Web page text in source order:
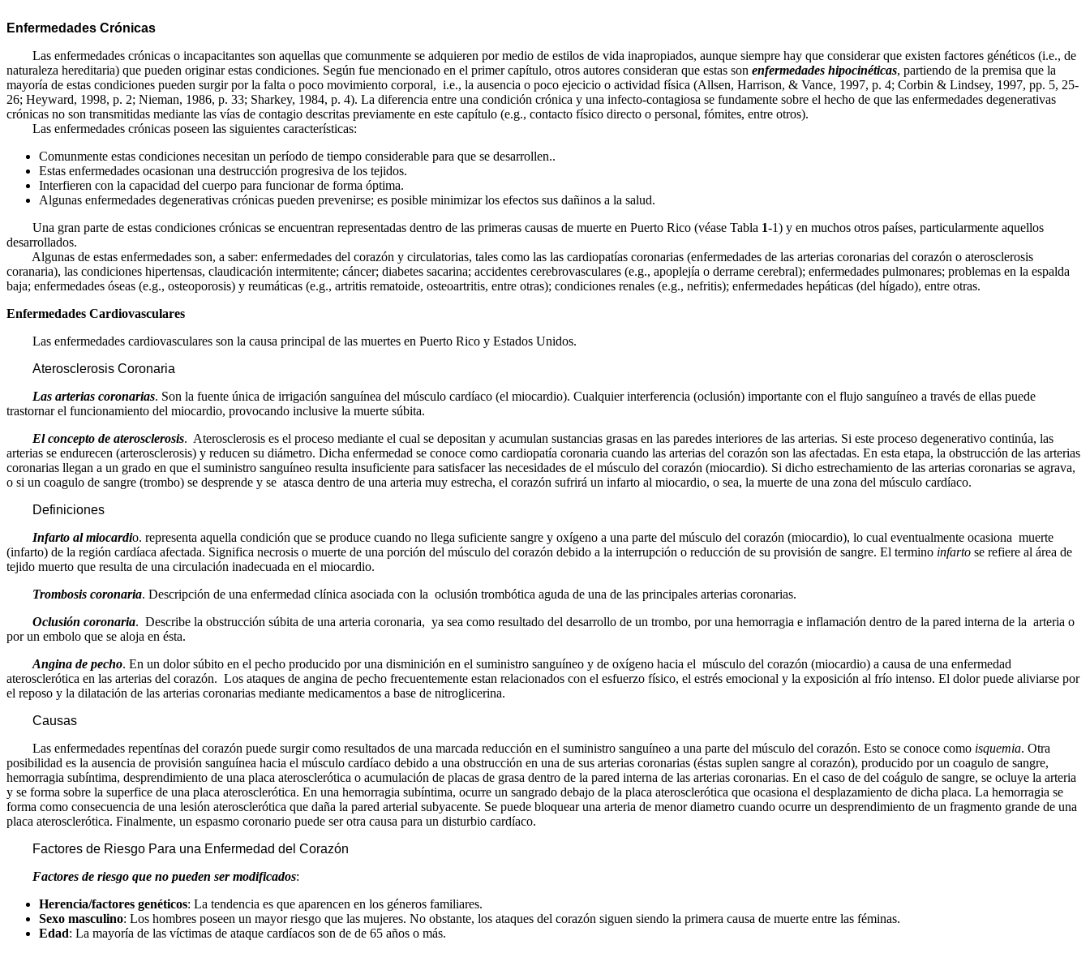
Enfermedades Crónicas
Las enfermedades crónicas o incapacitantes son aquellas que comunmente se adquieren por medio de estilos de vida inapropiados, aunque siempre hay que considerar que existen factores généticos (i.e., de
naturaleza hereditaria) que pueden originar estas condiciones. Según fue mencionado en el primer capítulo, otros autores consideran que estas son enfermedades hipocinéticas, partiendo de la premisa que la
mayoría de estas condiciones pueden surgir por la falta o poco movimiento corporal, i.e., la ausencia o poco ejecicio o actividad física (Allsen, Harrison, & Vance, 1997, p. 4; Corbin & Lindsey, 1997, pp. 5, 25-
26; Heyward, 1998, p. 2; Nieman, 1986, p. 33; Sharkey, 1984, p. 4). La diferencia entre una condición crónica y una infecto-contagiosa se fundamente sobre el hecho de que las enfermedades degenerativas
crónicas no son transmitidas mediante las vías de contagio descritas previamente en este capítulo (e.g., contacto físico directo o personal, fómites, entre otros).
Las enfermedades crónicas poseen las siguientes características:
Comunmente estas condiciones necesitan un período de tiempo considerable para que se desarrollen..
Estas enfermedades ocasionan una destrucción progresiva de los tejidos.
Interfieren con la capacidad del cuerpo para funcionar de forma óptima.
Algunas enfermedades degenerativas crónicas pueden prevenirse; es posible minimizar los efectos sus dañinos a la salud.
Una gran parte de estas condiciones crónicas se encuentran representadas dentro de las primeras causas de muerte en Puerto Rico (véase Tabla 1-1) y en muchos otros países, particularmente aquellos
desarrollados.
Algunas de estas enfermedades son, a saber: enfermedades del corazón y circulatorias, tales como las las cardiopatías coronarias (enfermedades de las arterias coronarias del corazón o aterosclerosis
coranaria), las condiciones hipertensas, claudicación intermitente; cáncer; diabetes sacarina; accidentes cerebrovasculares (e.g., apoplejía o derrame cerebral); enfermedades pulmonares; problemas en la espalda
baja; enfermedades óseas (e.g., osteoporosis) y reumáticas (e.g., artritis rematoide, osteoartritis, entre otras); condiciones renales (e.g., nefritis); enfermedades hepáticas (del hígado), entre otras.
Enfermedades Cardiovasculares
Las enfermedades cardiovasculares son la causa principal de las muertes en Puerto Rico y Estados Unidos.
Aterosclerosis Coronaria
Las arterias coronarias. Son la fuente única de irrigación sanguínea del músculo cardíaco (el miocardio). Cualquier interferencia (oclusión) importante con el flujo sanguíneo a través de ellas puede
trastornar el funcionamiento del miocardio, provocando inclusive la muerte súbita.
El concepto de aterosclerosis. Aterosclerosis es el proceso mediante el cual se depositan y acumulan sustancias grasas en las paredes interiores de las arterias. Si este proceso degenerativo continúa, las
arterias se endurecen (arterosclerosis) y reducen su diámetro. Dicha enfermedad se conoce como cardiopatía coronaria cuando las arterias del corazón son las afectadas. En esta etapa, la obstrucción de las arterias
coronarias llegan a un grado en que el suministro sanguíneo resulta insuficiente para satisfacer las necesidades de el músculo del corazón (miocardio). Si dicho estrechamiento de las arterias coronarias se agrava,
o si un coagulo de sangre (trombo) se desprende y se atasca dentro de una arteria muy estrecha, el corazón sufrirá un infarto al miocardio, o sea, la muerte de una zona del músculo cardíaco.
Definiciones
Infarto al miocardio. representa aquella condición que se produce cuando no llega suficiente sangre y oxígeno a una parte del músculo del corazón (miocardio), lo cual eventualmente ocasiona muerte
(infarto) de la región cardíaca afectada. Significa necrosis o muerte de una porción del músculo del corazón debido a la interrupción o reducción de su provisión de sangre. El termino infarto se refiere al área de
tejido muerto que resulta de una circulación inadecuada en el miocardio.
Trombosis coronaria. Descripción de una enfermedad clínica asociada con la oclusión trombótica aguda de una de las principales arterias coronarias.
Oclusión coronaria. Describe la obstrucción súbita de una arteria coronaria, ya sea como resultado del desarrollo de un trombo, por una hemorragia e inflamación dentro de la pared interna de la arteria o
por un embolo que se aloja en ésta.
Angina de pecho. En un dolor súbito en el pecho producido por una disminición en el suministro sanguíneo y de oxígeno hacia el músculo del corazón (miocardio) a causa de una enfermedad
aterosclerótica en las arterias del corazón. Los ataques de angina de pecho frecuentemente estan relacionados con el esfuerzo físico, el estrés emocional y la exposición al frío intenso. El dolor puede aliviarse por
el reposo y la dilatación de las arterias coronarias mediante medicamentos a base de nitroglicerina.
Causas
Las enfermedades repentínas del corazón puede surgir como resultados de una marcada reducción en el suministro sanguíneo a una parte del músculo del corazón. Esto se conoce como isquemia. Otra
posibilidad es la ausencia de provisión sanguínea hacia el músculo cardíaco debido a una obstrucción en una de sus arterias coronarias (éstas suplen sangre al corazón), producido por un coagulo de sangre,
hemorragia subíntima, desprendimiento de una placa aterosclerótica o acumulación de placas de grasa dentro de la pared interna de las arterias coronarias. En el caso de del coágulo de sangre, se ocluye la arteria
y se forma sobre la superfice de una placa aterosclerótica. En una hemorragia subíntima, ocurre un sangrado debajo de la placa aterosclerótica que ocasiona el desplazamiento de dicha placa. La hemorragia se
forma como consecuencia de una lesión aterosclerótica que daña la pared arterial subyacente. Se puede bloquear una arteria de menor diametro cuando ocurre un desprendimiento de un fragmento grande de una
placa aterosclerótica. Finalmente, un espasmo coronario puede ser otra causa para un disturbio cardíaco.
Factores de Riesgo Para una Enfermedad del Corazón
Factores de riesgo que no pueden ser modificados:
Herencia/factores genéticos: La tendencia es que aparencen en los géneros familiares.
Sexo masculino: Los hombres poseen un mayor riesgo que las mujeres. No obstante, los ataques del corazón siguen siendo la primera causa de muerte entre las féminas.
Edad: La mayoría de las víctimas de ataque cardíacos son de de 65 años o más.